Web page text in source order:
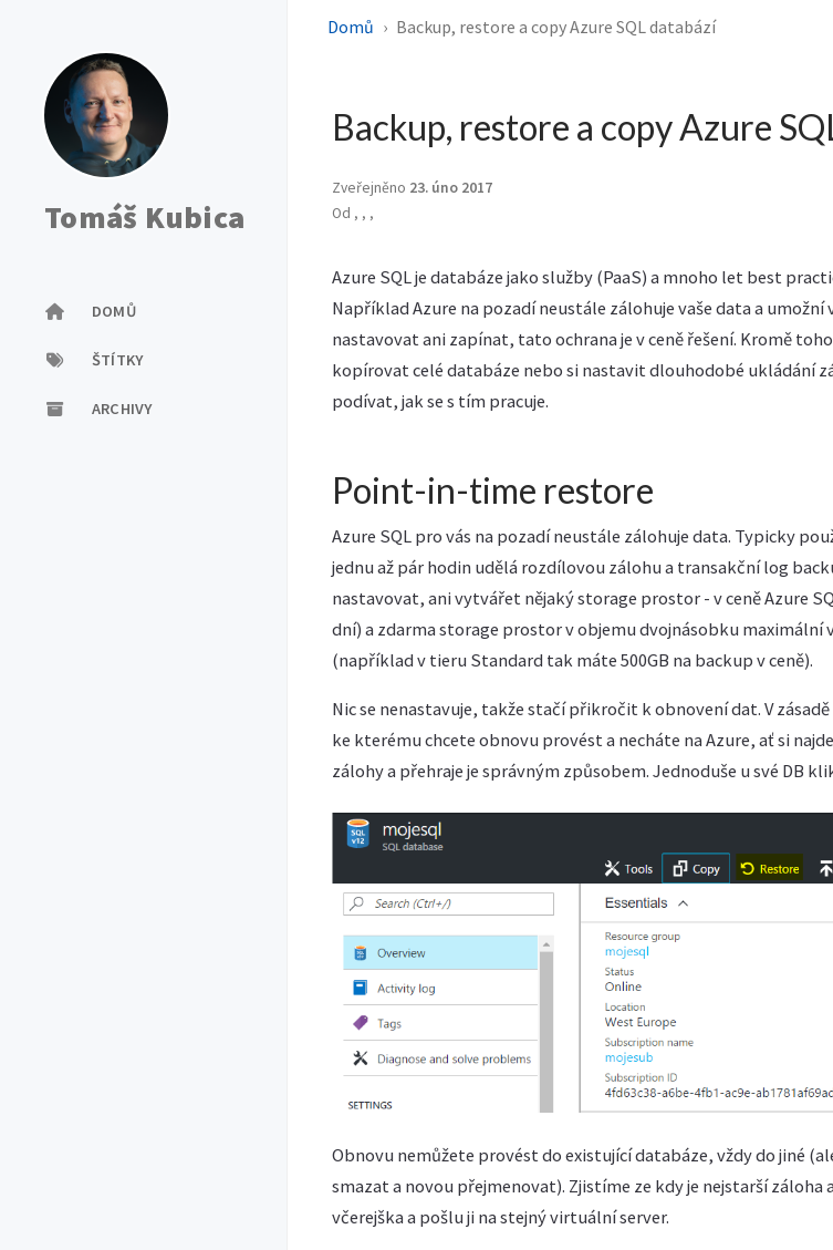
Tomáš Kubica
DOMŮ
ŠTÍTKY
ARCHIVY
Domů Backup, restore a copy Azure SQL databází
Backup, restore a copy Azure
Zveřejněno 23. úno 2017
Od , , ,
Azure SQL je databáze jako služby (PaaS) a mnoho let best
Například Azure na pozadí neustále zálohuje vaše data a
nastavovat ani zapínat, tato ochrana je v ceně řešení. Kromě
kopírovat celé databáze nebo si nastavit dlouhodobé ukládání
podívat, jak se s tím pracuje.
Point-in-time restore
Azure SQL pro vás na pozadí neustále zálohuje data. Typicky
jednu až pár hodin udělá rozdílovou zálohu a transakční log
nastavovat, ani vytvářet nějaký storage prostor - v ceně Azure
dní) a zdarma storage prostor v objemu dvojnásobku
(například v tieru Standard tak máte 500GB na backup v ceně).
Nic se nenastavuje, takže stačí přikročit k obnovení dat. V
ke kterému chcete obnovu provést a necháte na Azure, ať si
zálohy a přehraje je správným způsobem. Jednoduše u své DB
Obnovu nemůžete provést do existující databáze, vždy do jiné
smazat a novou přejmenovat). Zjistíme ze kdy je nejstarší záloha
včerejška a pošlu ji na stejný virtuální server.